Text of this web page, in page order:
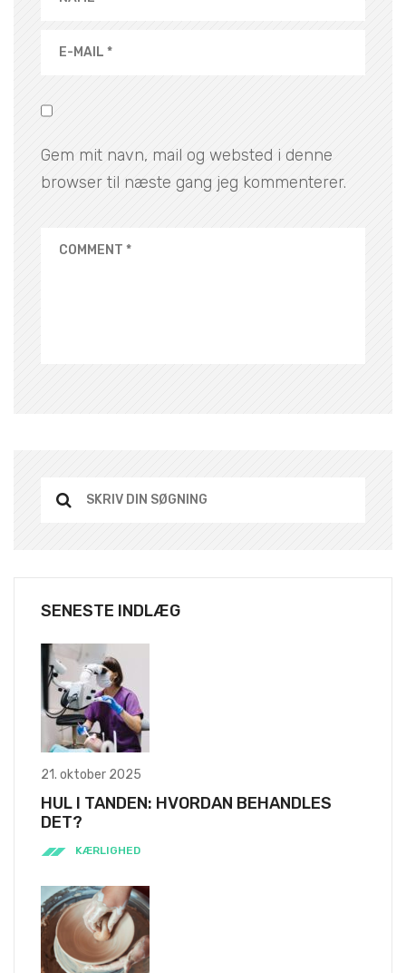
Gem mit navn, mail og websted i denne
browser til næste gang jeg kommenterer.
SENESTE INDLÆG
21. oktober 2025
HUL I TANDEN: HVORDAN BEHANDLES
DET?
KÆRLIGHED